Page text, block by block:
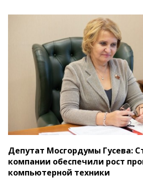
Депутат Мосгордумы Гусева:
компании обеспечили рост
компьютерной техники